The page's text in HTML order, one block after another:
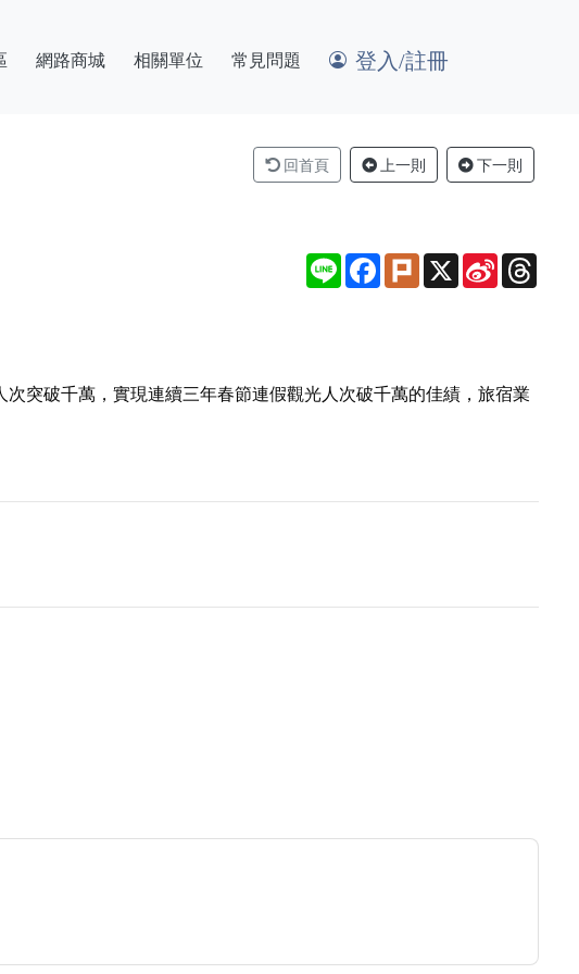
網路商城 相關單位 常見問題 登入/註冊
回首頁 上一則 下一則
Line Facebook
PlurkX Sina
Weibo
突破千萬，實現連續三年春節連假觀光人次破千萬的佳績，旅宿業